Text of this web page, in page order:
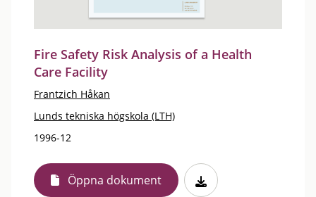
Fire Safety Risk Analysis of a Health
Care Facility
Frantzich Håkan
Lunds tekniska högskola (LTH)
1996-12
Öppna dokument